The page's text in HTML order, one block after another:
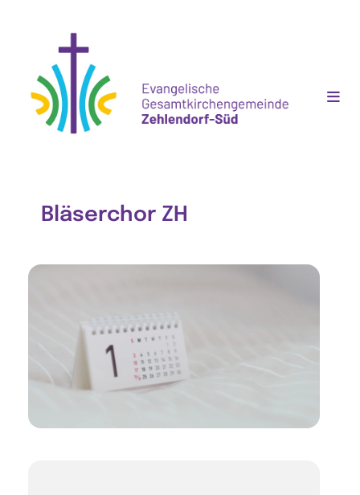
Bläserchor ZH